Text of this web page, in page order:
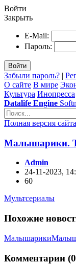
Войти
Закрыть
E-Mail:
Пароль:
Войти
Забыли пароль? |
О сайте В мире
Культура Инопресса
Datalife Engine
Полная версия сайта
Малышарики.
Admin
24-11-2023,
60
Мультсериалы
Похожие
Малышарики
Комментарии